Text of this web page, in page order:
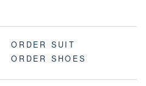
ORDER SUIT
ORDER SHOES